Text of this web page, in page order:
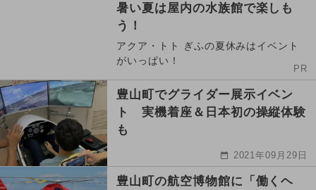
暑い夏は屋内の水族館で楽しも
う！
アクア・トト ぎふの夏休みはイベント
がいっぱい！
PR
豊山町でグライダー展示イベン
ト 実機着座＆日本初の操縦体験
も
2021年09月29日
豊山町の航空博物館に「働くヘ